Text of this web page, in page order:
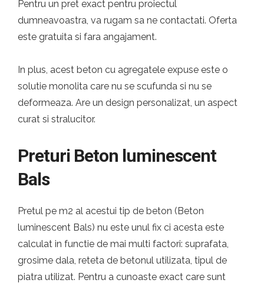
Pentru un pret exact pentru proiectul
dumneavoastra, va rugam sa ne contactati. Oferta
este gratuita si fara angajament.
In plus, acest beton cu agregatele expuse este o
solutie monolita care nu se scufunda si nu se
deformeaza. Are un design personalizat, un aspect
curat si stralucitor.
Preturi Beton luminescent
Bals
Pretul pe m2 al acestui tip de beton (Beton
luminescent Bals) nu este unul fix ci acesta este
calculat in functie de mai multi factori: suprafata,
grosime dala, reteta de betonul utilizata, tipul de
piatra utilizat. Pentru a cunoaste exact care sunt